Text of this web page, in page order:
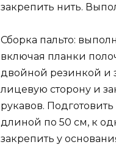
закрепить нить.
Сборка пальто:
включая планки
двойной резинкой и
лицевую сторону и
рукавов.
длиной по 50 см, к
закрепить у